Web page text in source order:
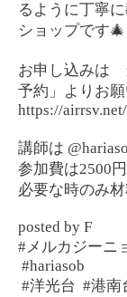
るように丁寧
ショップです🎄
お申し込みは
予約」よりお
https://
講師は
参加費は2500 円
必要な時のみ
posted by F
#メルカジーニ
#hariasob
#洋光台 #港南